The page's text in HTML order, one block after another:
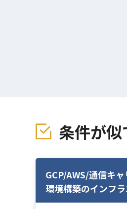
条件が
GCP/AWS/通信キ
環境構築のインフ
ア